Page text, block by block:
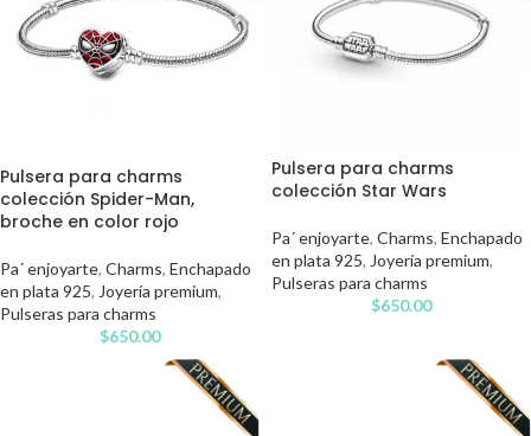
Pulsera para charms
colección Spider-Man,
broche en color rojo
Pa´ enjoyarte, Charms, Enchapado
en plata 925, Joyería premium,
Pulseras para charms
$650.00
Pulsera para charms
colección Star Wars
Pa´ enjoyarte, Charms, Enchapado
en plata 925, Joyería premium,
Pulseras para charms
$650.00